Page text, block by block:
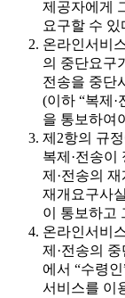
제공자에게
요구할 수 있
온라인서비
의 중단요구
전송을 중단
(이하 “복제
을 통보하여
제2항의 규
복제·전송이
제·전송의
재개요구사
이 통보하고
온라인서비
제·전송의
에서 “수령
서비스를 이